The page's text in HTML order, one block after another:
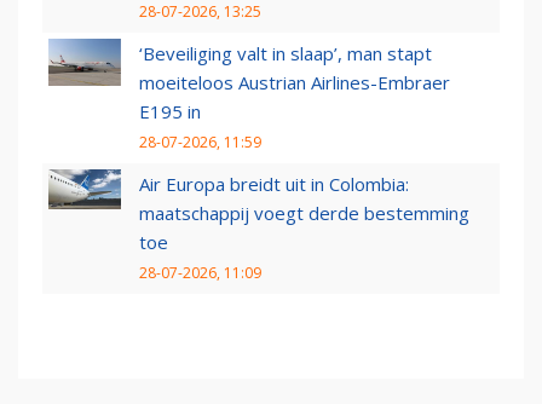
28-07-2026, 13:25
‘Beveiliging valt in slaap’, man stapt
moeiteloos Austrian Airlines-Embraer
E195 in
28-07-2026, 11:59
Air Europa breidt uit in Colombia:
maatschappij voegt derde bestemming
toe
28-07-2026, 11:09